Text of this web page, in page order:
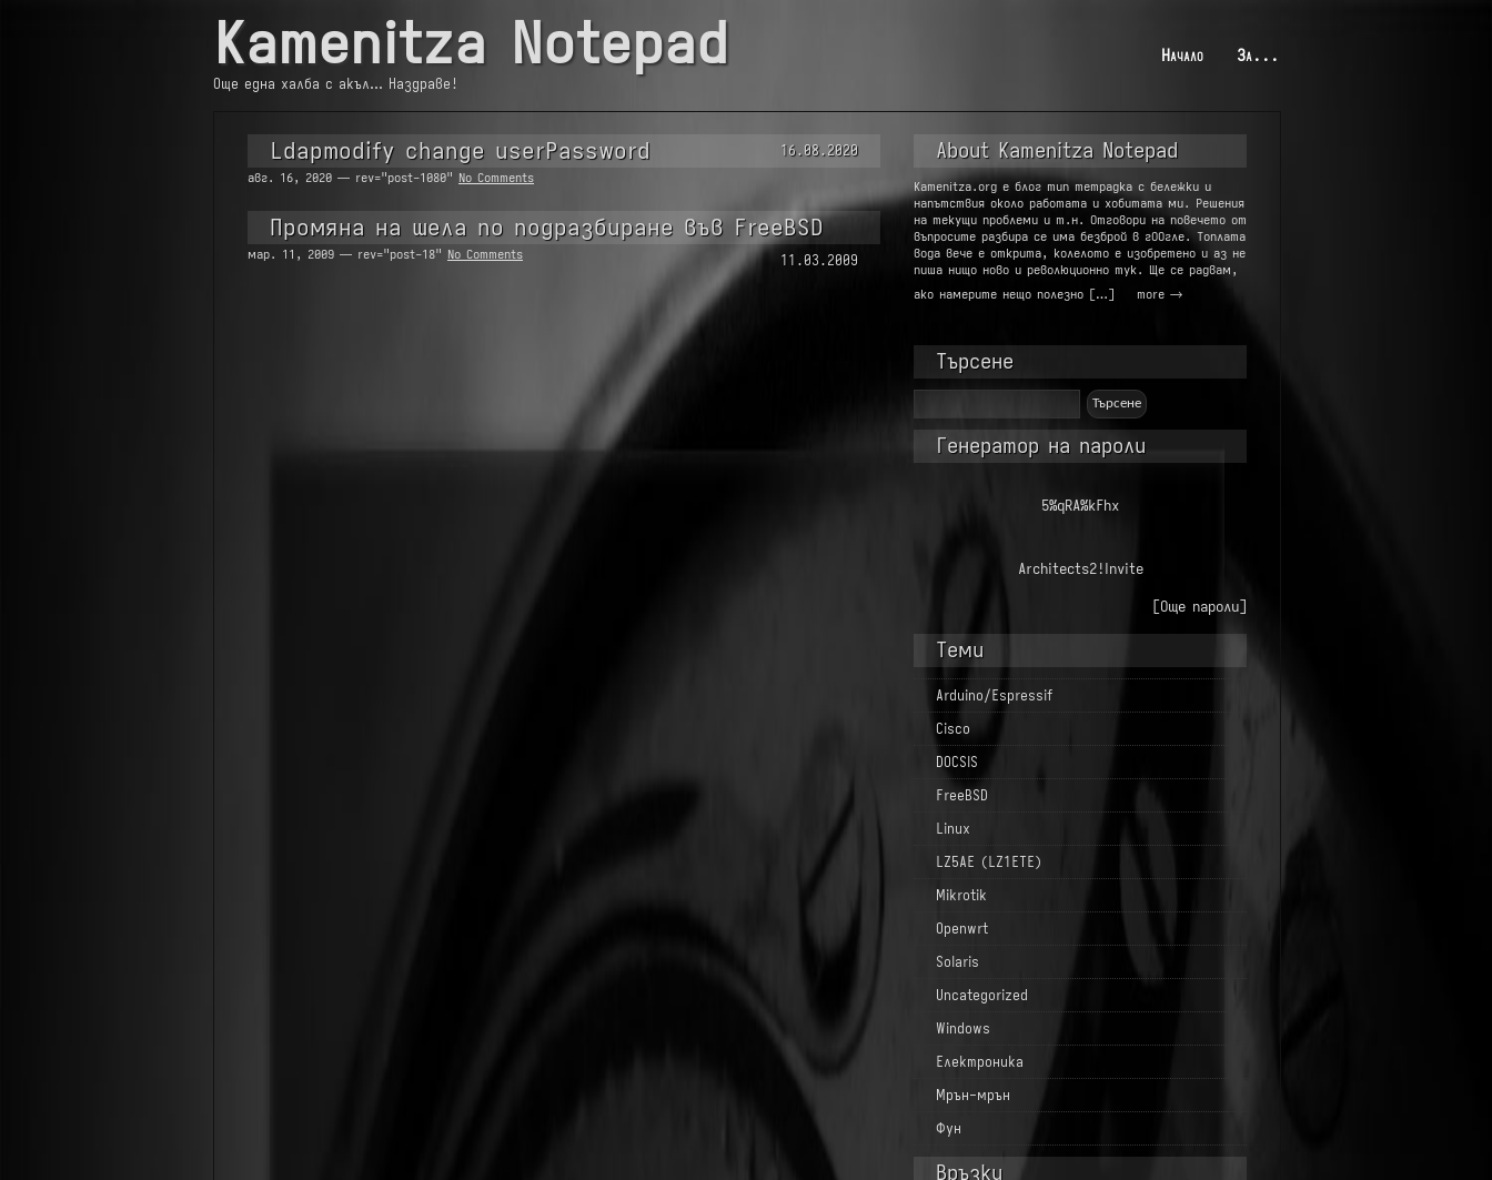
Kamenitza Notepad
Още една халба с акъл… Наздраве!
Начало За...
Ldapmodify change userPassword 16.08.2020
авг. 16, 2020 — rev="post-1080" No Comments
Промяна на шела по подразбиране във FreeBSD
11.03.2009
мар. 11, 2009 — rev="post-18" No Comments
About Kamenitza Notepad
Kamenitza.org е блог тип тетрадка с бележки и
напътствия около работата и хобитата ми. Решения
на текущи проблеми и т.н. Отговори на повечето от
въпросите разбира се има безброй в гООгле. Топлата
вода вече е открита, колелото е изобретено и аз не
пиша нищо ново и революционно тук. Ще се радвам,
ако намерите нещо полезно […]
more →
Търсене
за:
Генератор на пароли
5%qRA%kFhx
Architects2!Invite
[Още пароли]
Теми
Arduino/Espressif
Cisco
DOCSIS
FreeBSD
Linux
LZ5AE (LZ1ETE)
Mikrotik
Openwrt
Solaris
Uncategorized
Windows
Електроника
Мрън-мрън
Фун
Връзки